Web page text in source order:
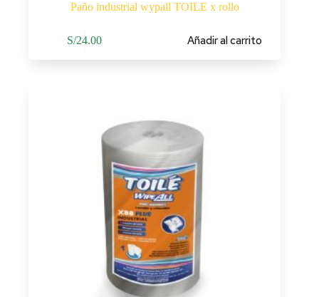
Paño industrial wypall TOILE x rollo
S/24.00 Añadir al carrito